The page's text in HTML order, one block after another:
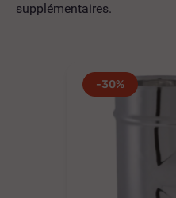
supplémentaires.
-30%